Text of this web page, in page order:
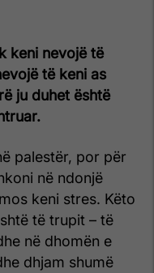
keni nevojë të
të keni as
ju duhet është
palestër, por për
në ndonjë
keni stres. Këto
të trupit – të
në dhomën e
dhjam shumë